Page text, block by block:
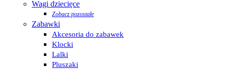
Wagi dziecięce
Zobacz pozostałe
Zabawki
Akcesoria do zabawek
Klocki
Lalki
Pluszaki